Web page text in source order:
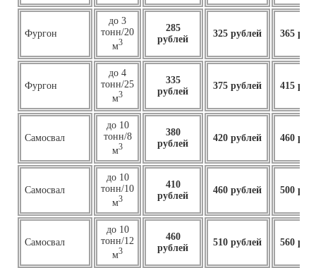
Фургон
до 3
тонн/20
м3
285
рублей
325 рублей 365
Фургон
до 4
тонн/25
м3
335
рублей
375 рублей 415
Самосвал
до 10
тонн/8
м3
380
рублей
420 рублей 460
Самосвал
до 10
тонн/10
м3
410
рублей
460 рублей 500
Самосвал
до 10
тонн/12
м3
460
рублей
510 рублей 560